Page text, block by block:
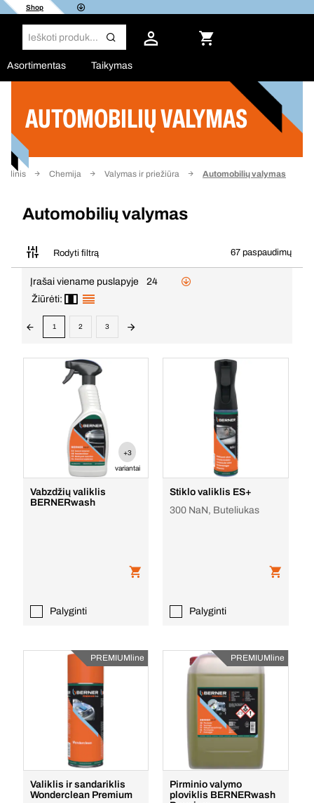
Shop
Asortimentas Taikymas
AUTOMOBILIŲ VALYMAS
Chemija Valymas ir priežiūra Automobilių valymas
Automobilių valymas
Rodyti filtrą 67 paspaudimų
Filtras
Įrašai viename puslapyje
24
Žiūrėti:
1 2 3
+3
variantai
Vabzdžių valiklis
BERNERwash
Palyginti
Stiklo valiklis ES+
300 NaN, Buteliukas
Palyginti
PREMIUMline
Valiklis ir sandariklis
Wonderclean Premium
PREMIUMline
Pirminio valymo
ploviklis BERNERwash